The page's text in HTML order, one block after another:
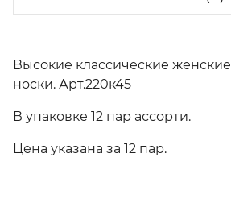
Высокие классические женские
носки. Арт.220к45
В упаковке 12 пар ассорти.
Цена указана за 12 пар.